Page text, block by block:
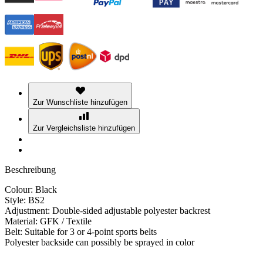
Zur Wunschliste hinzufügen
Zur Vergleichsliste hinzufügen
Beschreibung
Colour: Black
Style: BS2
Adjustment: Double-sided adjustable polyester backrest
Material: GFK / Textile
Belt: Suitable for 3 or 4-point sports belts
Polyester backside can possibly be sprayed in color